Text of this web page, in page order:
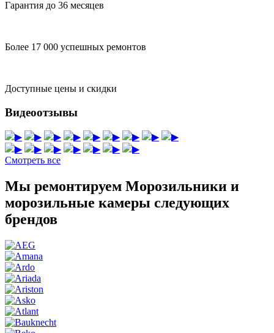
Гарантия до 36 месяцев
Более 17 000 успешных ремонтов
Доступные цены и скидки
Видеоотзывы
▶ ▶ ▶ ▶ ▶ ▶ ▶ ▶
▶
▶
▶ ▶ ▶ ▶ ▶
▶
Смотреть все
Мы ремонтируем Морозильники и
морозильные камеры следующих
брендов